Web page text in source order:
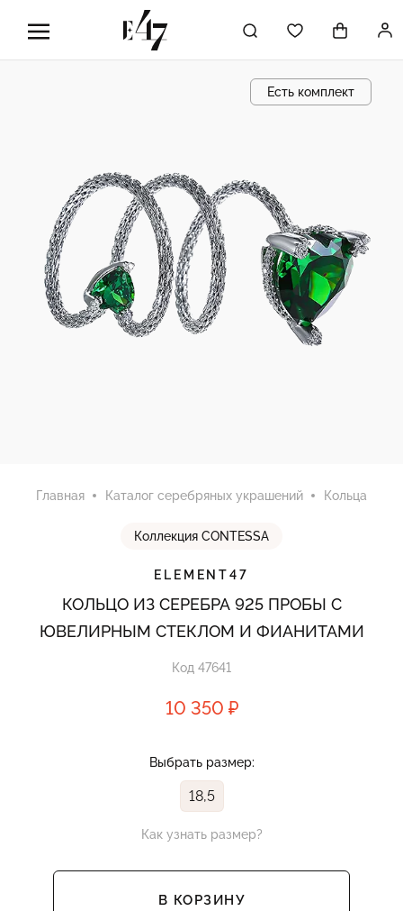
Есть комплект
Главная Каталог серебряных украшений Кольца
Коллекция CONTESSA
ELEMENT47
КОЛЬЦО ИЗ СЕРЕБРА 925 ПРОБЫ С
ЮВЕЛИРНЫМ СТЕКЛОМ И ФИАНИТАМИ
Код 47641
10 350 ₽
Выбрать размер:
18,5
Как узнать размер?
В КОРЗИНУ